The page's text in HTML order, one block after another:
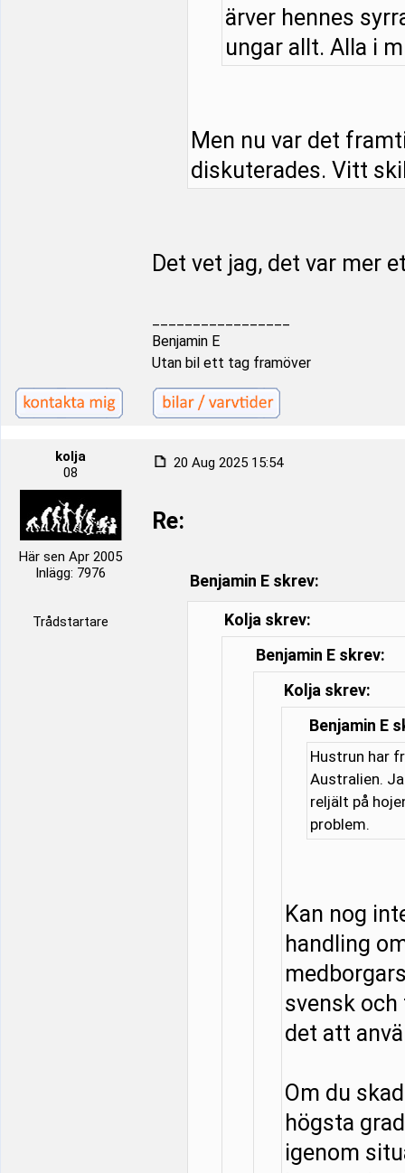
ärver hennes
ungar allt. Alla i
Men nu var det
diskuterades. Vitt
Det vet jag, det var mer
Benjamin E
Utan bil ett tag framöver
kolja
08
Här sen Apr 2005
Inlägg: 7976
Trådstartare
20 Aug 2025 15:54
Re:
Benjamin E skrev:
Kolja skrev:
Benjamin E skrev:
Kolja skrev:
Benjamin E
Hustrun har
Australien.
reljält på
problem.
Kan nog
handling
svensk
det att
Om du
högsta
igenom